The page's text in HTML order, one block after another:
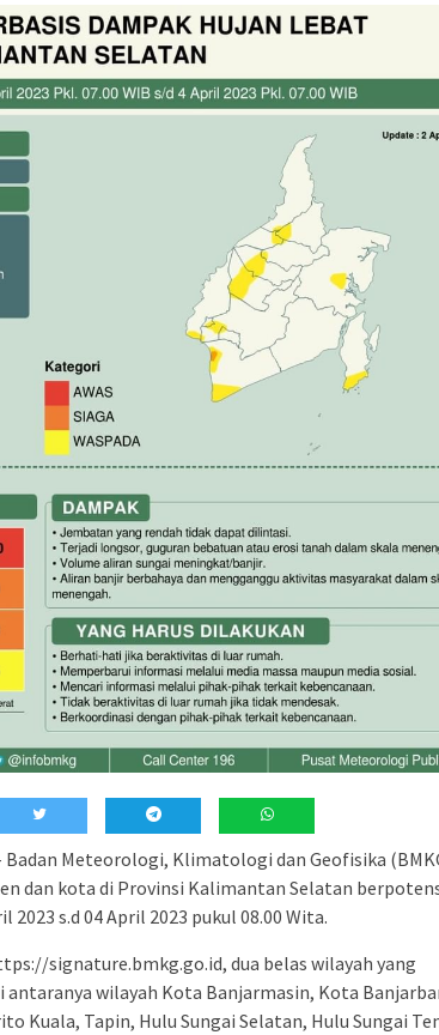
Badan Meteorologi, Klimatologi dan Geofisika
dan kota di Provinsi Kalimantan Selatan
s.d 04 April 2023 pukul 08.00 Wita.
signature.bmkg.go.id, dua belas wilayah yang
wilayah Kota Banjarmasin, Kota
Kuala, Tapin, Hulu Sungai Selatan, Hulu Sungai